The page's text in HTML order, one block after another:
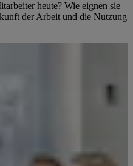
heute? Wie eignen sie
der Arbeit und die Nutzung